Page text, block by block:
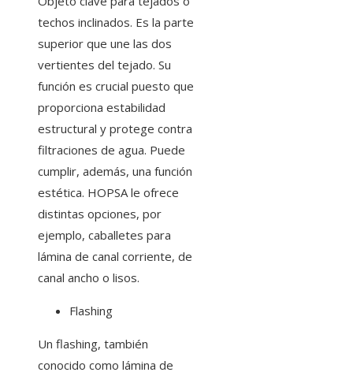
techos inclinados. Es la parte
superior que une las dos
vertientes del tejado. Su
función es crucial puesto que
proporciona estabilidad
estructural y protege contra
filtraciones de agua. Puede
cumplir, además, una función
estética. HOPSA le ofrece
distintas opciones, por
ejemplo, caballetes para
lámina de canal corriente, de
canal ancho o lisos.
Flashing
Un flashing, también
conocido como lámina de